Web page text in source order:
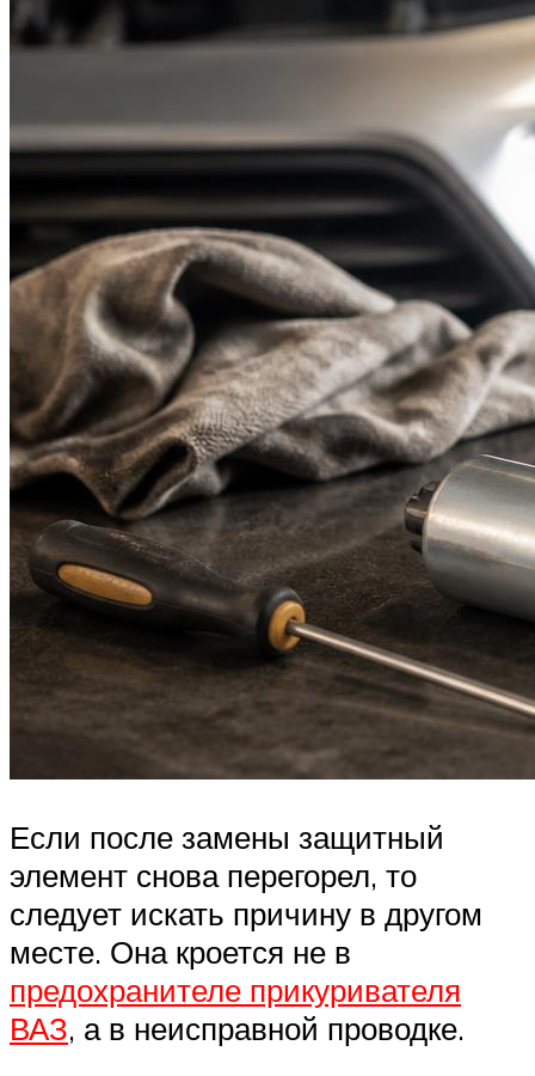
Если после замены защитный
элемент снова перегорел, то
следует искать причину в другом
месте. Она кроется не в
предохранителе прикуривателя
ВАЗ, а в неисправной проводке.